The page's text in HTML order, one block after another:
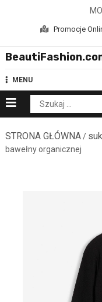
Promocje
MENU
Szukaj:
STRONA GŁÓWNA/
bawełny organicznej